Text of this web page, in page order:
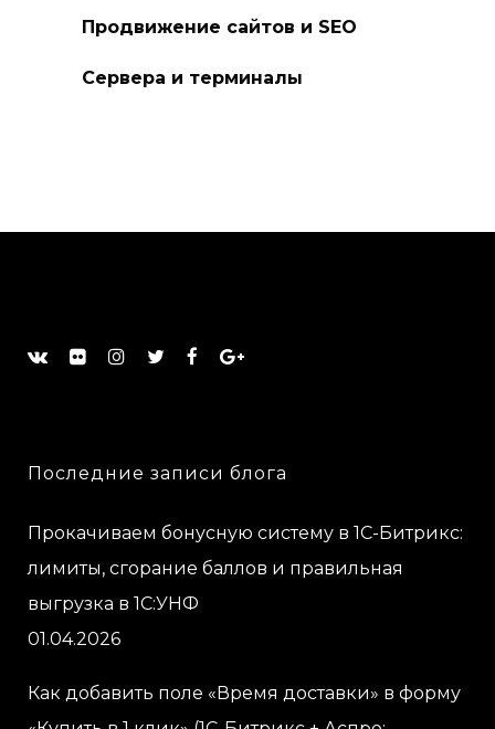
Продвижение сайтов и SEO
Сервера и терминалы
Последние записи блога
Прокачиваем бонусную систему в 1С-Битрикс:
лимиты, сгорание баллов и правильная
выгрузка в 1С:УНФ
01.04.2026
Как добавить поле «Время доставки» в форму